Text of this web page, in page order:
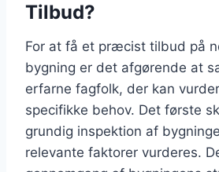
Tilbud?
For at få et præcist tilbud på
bygning er det afgørende at
erfarne fagfolk, der kan
specifikke behov. Det første
grundig inspektion af
relevante faktorer vurderes.